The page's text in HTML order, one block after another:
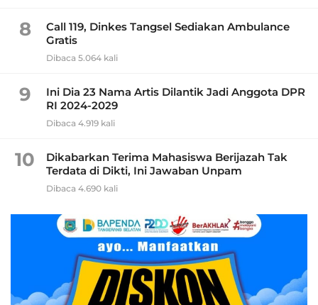
8
Call 119, Dinkes Tangsel Sediakan Ambulance
Gratis
Dibaca 5.064 kali
9
Ini Dia 23 Nama Artis Dilantik Jadi Anggota DPR
RI 2024-2029
Dibaca 4.919 kali
10
Dikabarkan Terima Mahasiswa Berijazah Tak
Terdata di Dikti, Ini Jawaban Unpam
Dibaca 4.690 kali